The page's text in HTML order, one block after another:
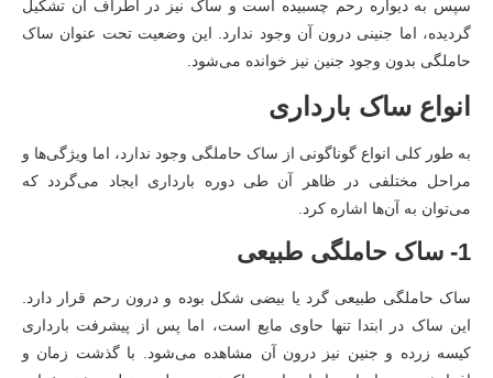
سپس به دیواره رحم چسبیده است و ساک نیز در اطراف آن تشکیل
گردیده، اما جنینی درون آن وجود ندارد. این وضعیت تحت عنوان ساک
حاملگی بدون وجود جنین نیز خوانده می‌شود.
انواع ساک بارداری
به طور کلی انواع گوناگونی از ساک حاملگی وجود ندارد، اما ویژگی‌ها و
مراحل مختلفی در ظاهر آن طی دوره بارداری ایجاد می‌گردد که
می‌توان به آن‌ها اشاره کرد.
1- ساک حاملگی طبیعی
ساک حاملگی طبیعی گرد یا بیضی شکل بوده و درون رحم قرار دارد.
این ساک در ابتدا تنها حاوی مایع است، اما پس از پیشرفت بارداری
کیسه زرده و جنین نیز درون آن مشاهده می‌شود. با گذشت زمان و